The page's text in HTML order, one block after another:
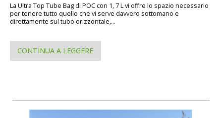
La Ultra Top Tube Bag di POC con 1, 7 L vi offre lo spazio necessario
per tenere tutto quello che vi serve davvero sottomano e
direttamente sul tubo orizzontale,...
CONTINUA A LEGGERE